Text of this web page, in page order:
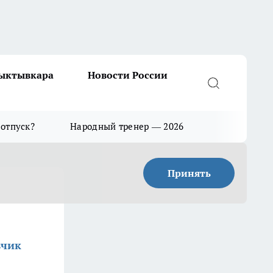
Новости России
Народный тренер — 2026
Принять